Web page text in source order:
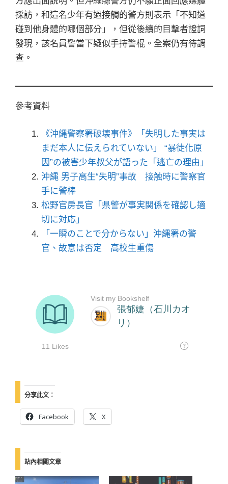
採訪，和這名少年有過接觸的警方則表示「不知道
碰到他身體的哪個部分」，但從後續的目擊者證詞
發現，該名員警當下疑似手持警棍。全案仍有待調
查。
參考資料
《沖縄警察署破壊事件》「失明した事実は
まだ本人に伝えられていない」 “暴徒化原
因”の被害少年叔父が語った「逃亡の理由」
沖縄 男子高生“失明”事故 接触時に警察官
手に警棒
松野官房長官「県警が事実関係を確認し適
切に対応」
「一瞬のことで分からない」沖縄署の警
官、故意は否定 高校生重傷
分享此文：
Facebook X
站內相關文章